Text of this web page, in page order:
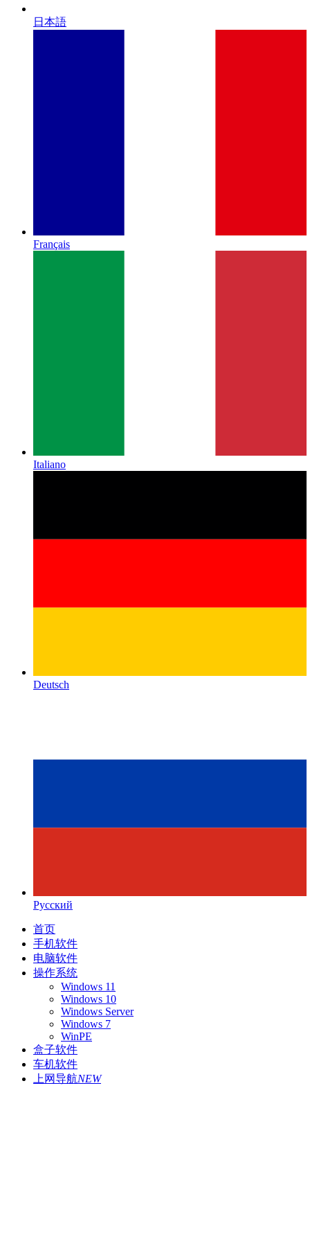
日本語
Français
Italiano
Deutsch
Русский
首页
手机软件
电脑软件
操作系统
Windows 11
Windows 10
Windows Server
Windows 7
WinPE
盒子软件
车机软件
上网导航NEW